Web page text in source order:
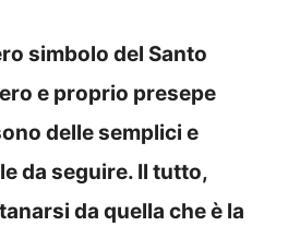
simbolo del Santo
e proprio presepe
delle semplici e
da seguire. Il tutto,
da quella che è la